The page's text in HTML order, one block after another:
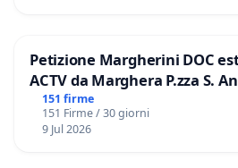
Petizione Margherini DOC
ACTV da Marghera P.zza S.
Marco Polo tariffa a € 1,50
151 firme
151 Firme / 30 giorni
9 Jul 2026